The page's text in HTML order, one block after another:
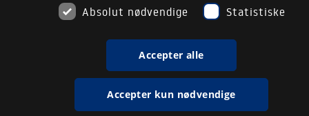
Absolut nødvendige Statistiske
Accepter alle
Accepter kun nødvendige